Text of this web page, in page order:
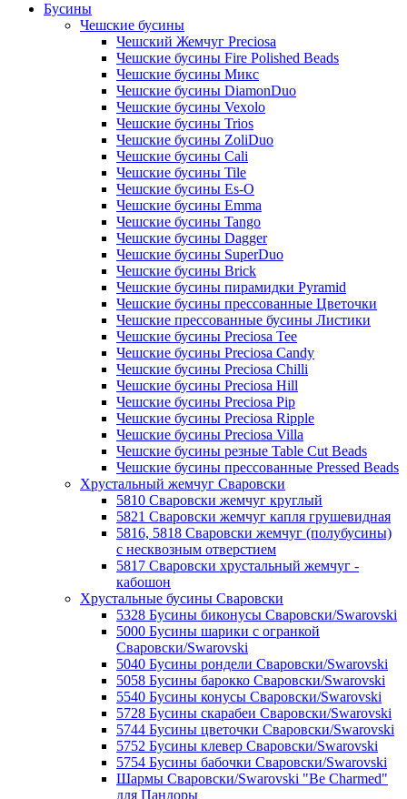
Бусины
Чешские бусины
Чешский Жемчуг Preciosa
Чешские бусины Fire Polished Beads
Чешские бусины Микс
Чешские бусины DiamonDuo
Чешские бусины Vexolo
Чешские бусины Trios
Чешские бусины ZoliDuo
Чешские бусины Cali
Чешские бусины Tile
Чешские бусины Es-O
Чешские бусины Emma
Чешские бусины Tango
Чешские бусины Dagger
Чешские бусины SuperDuo
Чешские бусины Brick
Чешские бусины пирамидки Pyramid
Чешские бусины прессованные Цветочки
Чешские прессованные бусины Листики
Чешские бусины Preciosa Tee
Чешские бусины Preciosa Candy
Чешские бусины Preciosa Chilli
Чешские бусины Preciosa Hill
Чешские бусины Preciosa Pip
Чешские бусины Preciosa Ripple
Чешские бусины Preciosa Villa
Чешские бусины резные Table Cut Beads
Чешские бусины прессованные Pressed Beads
Хрустальный жемчуг Сваровски
5810 Сваровски жемчуг круглый
5821 Сваровски жемчуг капля грушевидная
5816, 5818 Сваровски жемчуг (полубусины)
с несквозным отверстием
5817 Сваровски хрустальный жемчуг -
кабошон
Хрустальные бусины Сваровски
5328 Бусины биконусы Сваровски/Swarovski
5000 Бусины шарики с огранкой
Сваровски/Swarovski
5040 Бусины рондели Сваровски/Swarovski
5058 Бусины барокко Сваровски/Swarovski
5540 Бусины конусы Сваровски/Swarovski
5728 Бусины скарабеи Сваровски/Swarovski
5744 Бусины цветочки Сваровски/Swarovski
5752 Бусины клевер Сваровски/Swarovski
5754 Бусины бабочки Сваровски/Swarovski
Шармы Сваровски/Swarovski "Be Charmed"
для Пандоры